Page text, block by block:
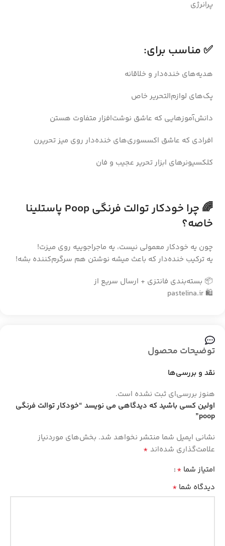
پرانرژی
✅ مناسب برای:
هدیه‌های خنده‌دار و خلاقانه
پک‌های لوازم‌التحریر خاص
دانش‌آموزهایی که عاشق نوشت‌افزار متفاوت هستن
افرادی که عاشق اکسسوری‌های خنده‌دار روی میز تحریرن
کلکسیونرهای ابزار تحریر عجیب و فان
🌈 چرا خودکار توالت فرنگی Poop پاستلینا
خاصه؟
چون یه خودکار معمولی نیست، یه ماجراجوییه روی میزت!
یه ترکیب خنده‌دار که باعث میشه نوشتن هم سرگرم‌کننده بشه!
📦 بسته‌بندی فانتزی + ارسال سریع از
🛍️ pastelina.ir
توضیحات محصول
نقد و بررسی‌ها
هنوز بررسی‌ای ثبت نشده است.
اولین کسی باشید که دیدگاهی می نویسد “خودکار توالت فرنگی
poop”
نشانی ایمیل شما منتشر نخواهد شد. بخش‌های موردنیاز
علامت‌گذاری شده‌اند *
امتیاز شما *
دیدگاه شما *